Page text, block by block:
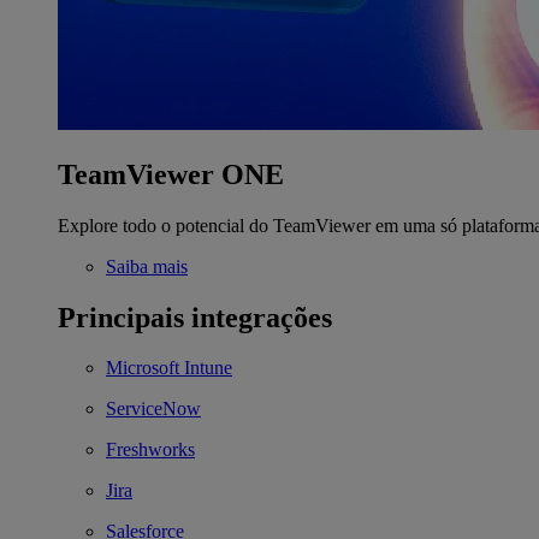
TeamViewer ONE
Explore todo o potencial do TeamViewer em uma só
Saiba mais
Principais integrações
Microsoft Intune
ServiceNow
Freshworks
Jira
Salesforce